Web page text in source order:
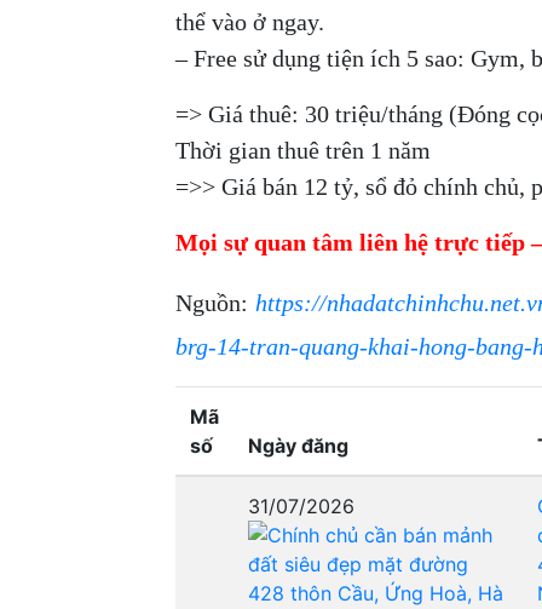
thể vào ở ngay.
– Free sử dụng tiện ích 5 sao:
=> Giá thuê: 30 triệu/tháng (Đóng
Thời gian thuê trên 1 năm
=>> Giá bán 12 tỷ, sổ đỏ chính
Mọi sự quan tâm liên hệ trực tiếp
Nguồn: https://
brg-14-tran-quang-khai-hong-bang-
Mã
số
Ngày đăng
31/07/2026